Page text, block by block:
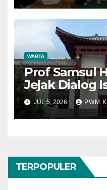
WARTA
Prof Samsul
Jejak Dialog
Konfusius
JUL 5, 2026 PWM
TERPOPULER